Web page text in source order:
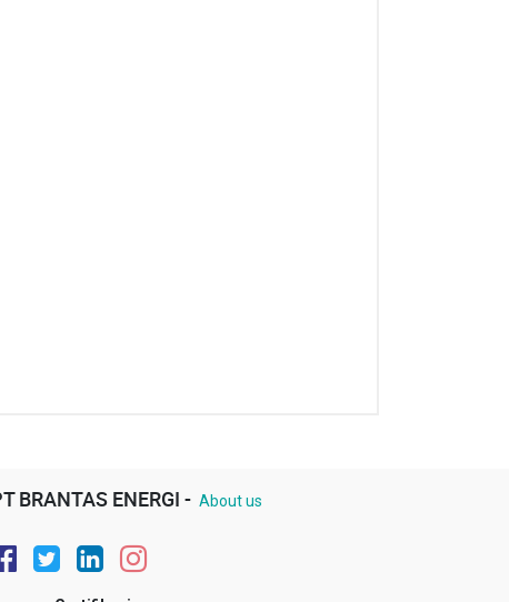
BRANTAS ENERGI - About us